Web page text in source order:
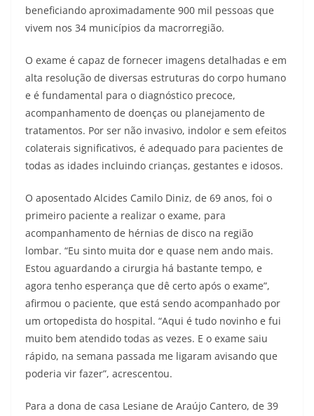
beneficiando aproximadamente 900 mil pessoas que
vivem nos 34 municípios da macrorregião.
O exame é capaz de fornecer imagens detalhadas e em
alta resolução de diversas estruturas do corpo humano
e é fundamental para o diagnóstico precoce,
acompanhamento de doenças ou planejamento de
tratamentos. Por ser não invasivo, indolor e sem efeitos
colaterais significativos, é adequado para pacientes de
todas as idades incluindo crianças, gestantes e idosos.
O aposentado Alcides Camilo Diniz, de 69 anos, foi o
primeiro paciente a realizar o exame, para
acompanhamento de hérnias de disco na região
lombar. “Eu sinto muita dor e quase nem ando mais.
Estou aguardando a cirurgia há bastante tempo, e
agora tenho esperança que dê certo após o exame”,
afirmou o paciente, que está sendo acompanhado por
um ortopedista do hospital. “Aqui é tudo novinho e fui
muito bem atendido todas as vezes. E o exame saiu
rápido, na semana passada me ligaram avisando que
poderia vir fazer”, acrescentou.
Para a dona de casa Lesiane de Araújo Cantero, de 39